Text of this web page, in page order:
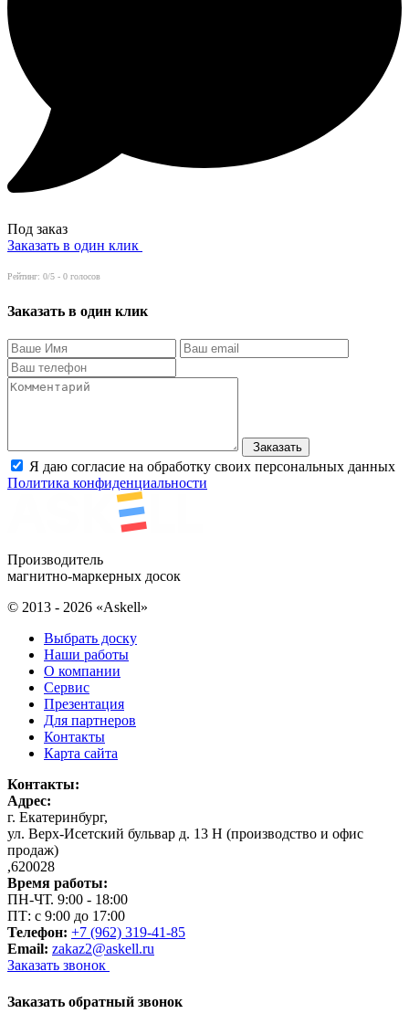
Под заказ
Заказать в один клик
Рейтинг: 0/5 - 0 голосов
Заказать в один клик
Заказать
Я даю согласие на обработку своих персональных данных
Политика конфиденциальности
Производитель
магнитно-маркерных досок
© 2013 - 2026 «Askell»
Выбрать доску
Наши работы
О компании
Сервис
Презентация
Для партнеров
Контакты
Карта сайта
Контакты:
Адрес:
г. Екатеринбург,
ул. Верх-Исетский бульвар д. 13 Н (производство и офис
продаж)
,620028
Время работы:
ПН-ЧТ. 9:00 - 18:00
ПТ: с 9:00 до 17:00
Телефон: +7 (962) 319-41-85
Email: zakaz2@askell.ru
Заказать звонок
Заказать обратный звонок